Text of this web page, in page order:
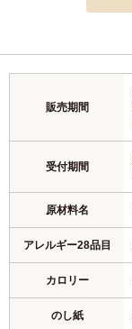
販売期間
受付期間
原材料名
アレルギー28品目
カロリー
のし紙